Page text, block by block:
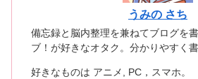
うみの さち
備忘録と脳内整理を兼ねてブログを
ブ！が好きなオタク。分かりやすく
好きなものは アニメ, PC，スマホ。